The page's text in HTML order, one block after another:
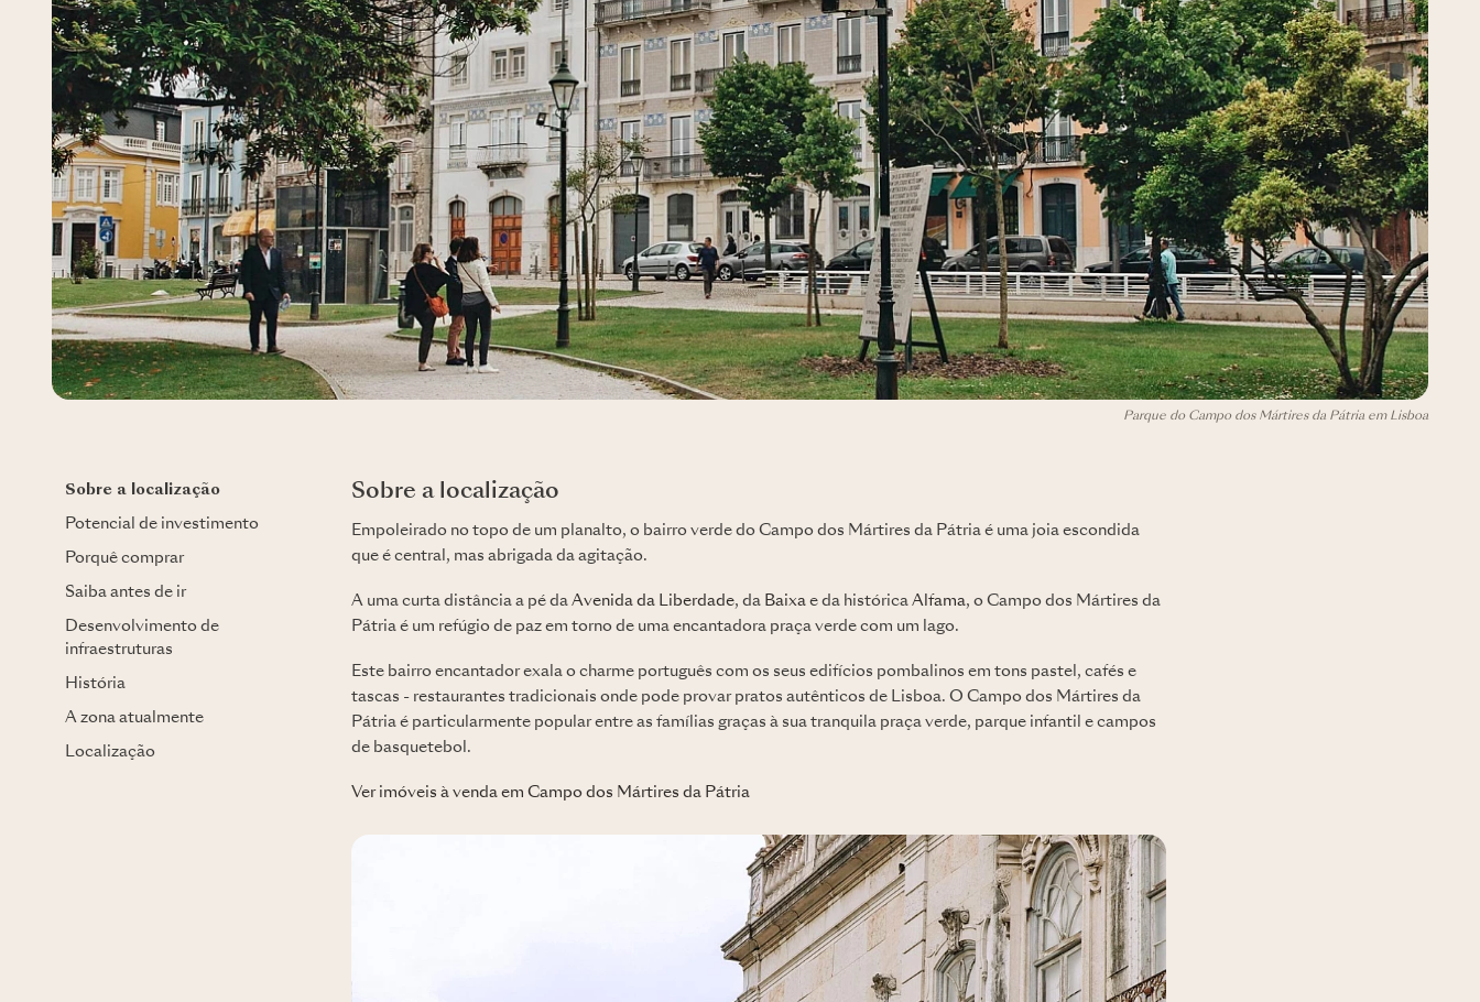
Parque do Campo dos Mártires da Pátria em Lisboa
Sobre a localização
Potencial de investimento
Porquê comprar
Saiba antes de ir
Desenvolvimento de
infraestruturas
História
A zona atualmente
Localização
Sobre a localização
Empoleirado no topo de um planalto, o bairro verde do Campo dos Mártires da Pátria é uma joia escondida
que é central, mas abrigada da agitação.
A uma curta distância a pé da Avenida da Liberdade, da Baixa e da histórica Alfama, o Campo dos Mártires da
Pátria é um refúgio de paz em torno de uma encantadora praça verde com um lago.
Este bairro encantador exala o charme português com os seus edifícios pombalinos em tons pastel, cafés e
tascas - restaurantes tradicionais onde pode provar pratos autênticos de Lisboa. O Campo dos Mártires da
Pátria é particularmente popular entre as famílias graças à sua tranquila praça verde, parque infantil e campos
de basquetebol.
Ver imóveis à venda em Campo dos Mártires da Pátria